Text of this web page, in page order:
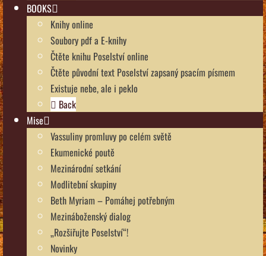
BOOKS
Knihy online
Soubory pdf a E-knihy
Čtěte knihu Poselství online
Čtěte původní text Poselství zapsaný psacím písmem
Existuje nebe, ale i peklo
Back
Mise
Vassuliny promluvy po celém světě
Ekumenické poutě
Mezinárodní setkání
Modlitební skupiny
Beth Myriam – Pomáhej potřebným
Mezináboženský dialog
„Rozšiřujte Poselství“!
Novinky